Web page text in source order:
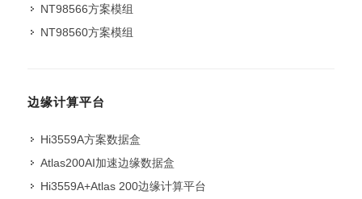
NT98566方案模组
NT98560方案模组
边缘计算平台
Hi3559A方案数据盒
Atlas200AI加速边缘数据盒
Hi3559A+Atlas 200边缘计算平台